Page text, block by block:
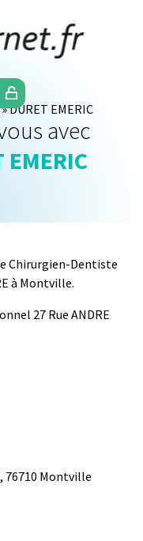
»DURET EMERIC
avec
Chirurgien-Dentiste
à Montville.
27 Rue ANDRE
76710 Montville